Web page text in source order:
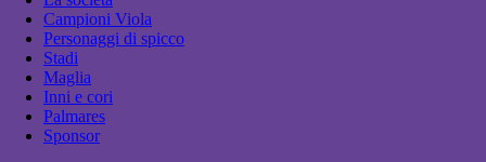
Campioni Viola
Personaggi di spicco
Stadi
Maglia
Inni e cori
Palmares
Sponsor